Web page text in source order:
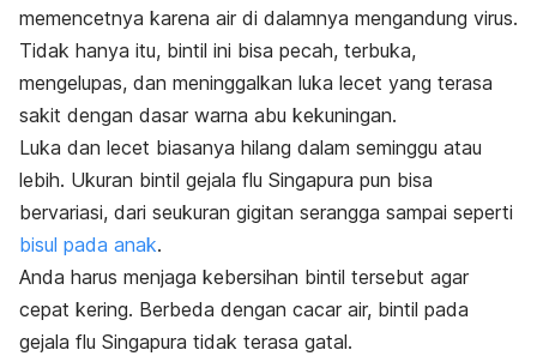
memencetnya karena air di dalamnya mengandung virus.
Tidak hanya itu, bintil ini bisa pecah, terbuka,
mengelupas, dan meninggalkan luka lecet yang terasa
sakit dengan dasar warna abu kekuningan.
Luka dan lecet biasanya hilang dalam seminggu atau
lebih. Ukuran bintil gejala flu Singapura pun bisa
bervariasi, dari seukuran gigitan serangga sampai seperti
bisul pada anak.
Anda harus menjaga kebersihan bintil tersebut agar
cepat kering. Berbeda dengan cacar air, bintil pada
gejala flu Singapura tidak terasa gatal.